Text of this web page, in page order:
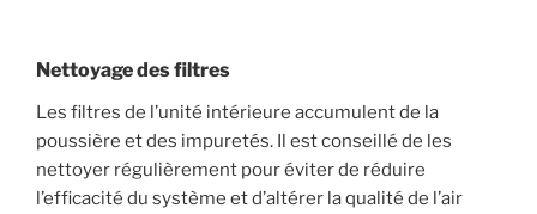
Nettoyage des filtres
Les filtres de l’unité intérieure accumulent de la
poussière et des impuretés. Il est conseillé de les
nettoyer régulièrement pour éviter de réduire
l’efficacité du système et d’altérer la qualité de l’air